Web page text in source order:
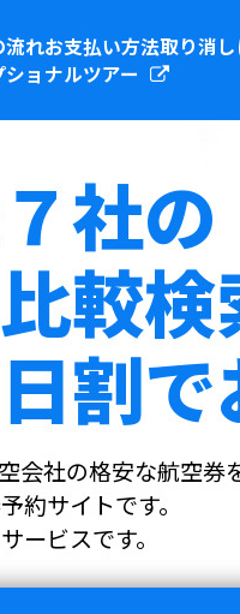
流れお支払い方法取り消
ョナルツアー
社の
較検
割
会社の格安な航空券
約サイトです。
ービスです。